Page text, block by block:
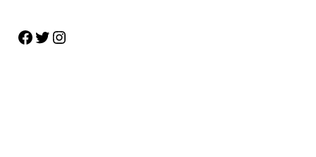
Facebook Twitter Instagram